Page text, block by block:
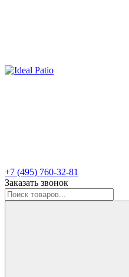
+7 (495) 760-32-81
Заказать звонок